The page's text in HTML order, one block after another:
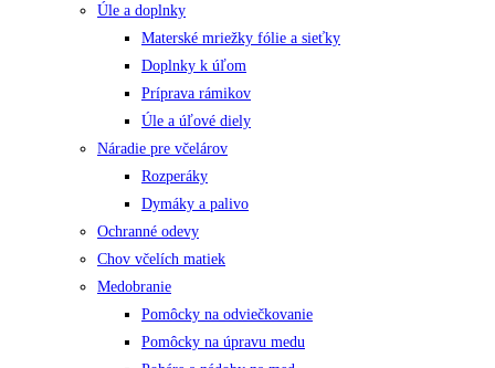
Úle a doplnky
Materské mriežky fólie a sieťky
Doplnky k úľom
Príprava rámikov
Úle a úľové diely
Náradie pre včelárov
Rozperáky
Dymáky a palivo
Ochranné odevy
Chov včelích matiek
Medobranie
Pomôcky na odviečkovanie
Pomôcky na úpravu medu